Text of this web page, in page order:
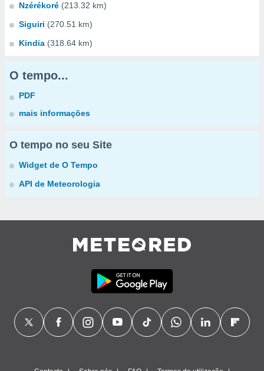
Nzérékoré (213.32 km)
Siguiri (270.51 km)
Kindia (318.64 km)
O tempo...
PDF
mais informações
O tempo no seu Site
Widget de O Tempo
API de Meteorologia